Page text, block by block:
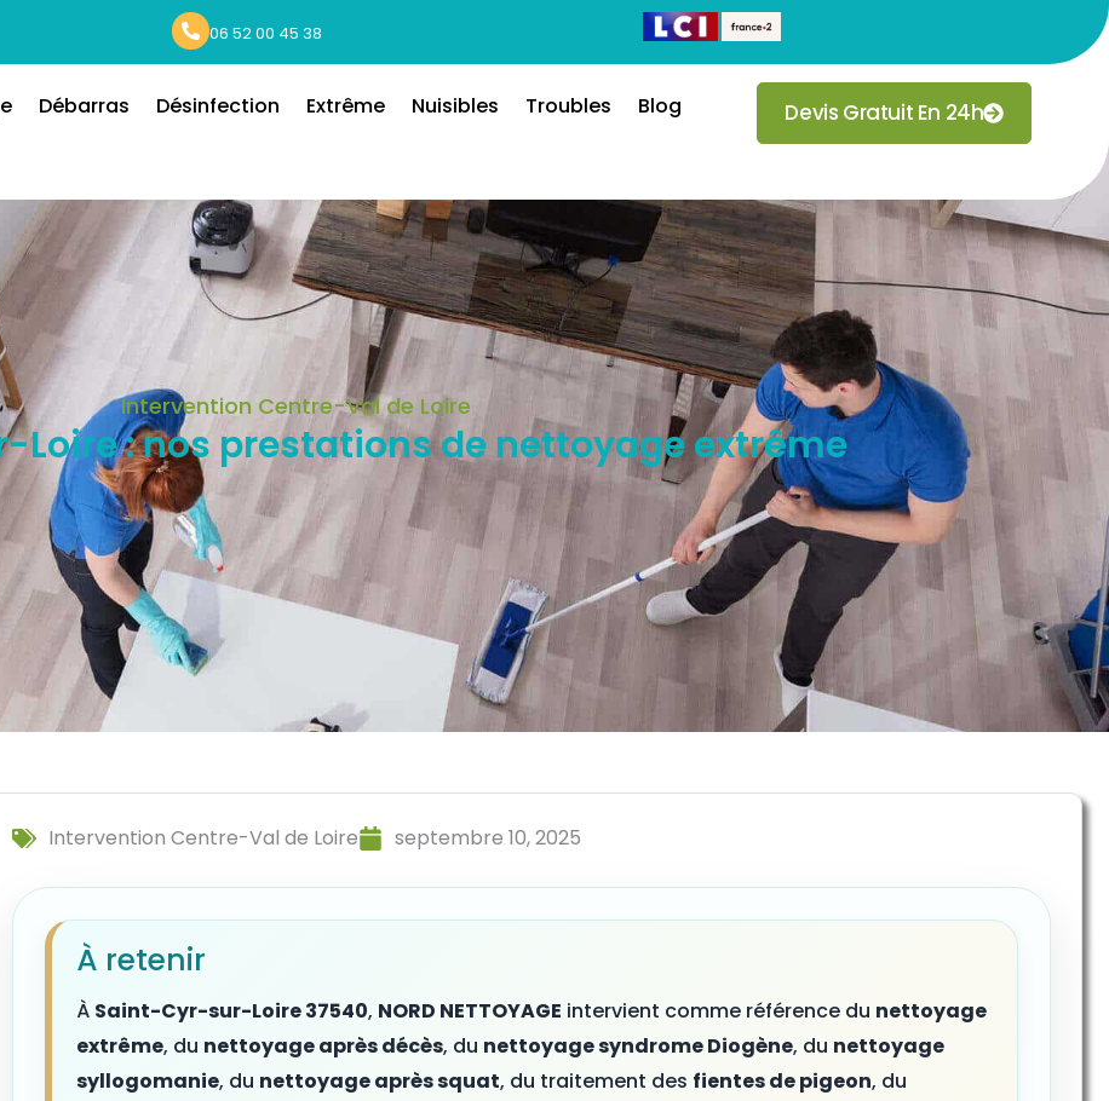
06 52 00 45 38
Débarras Désinfection Extrême Nuisibles Troubles Blog Devis Gratuit En 24h
Intervention Centre-Val de Loire
: nos prestations de nettoyage extrême
Intervention Centre-Val de Loire septembre 10, 2025
À retenir
À Saint-Cyr-sur-Loire 37540, NORD NETTOYAGE intervient comme référence du nettoyage
extrême, du nettoyage après décès, du nettoyage syndrome Diogène, du nettoyage
syllogomanie, du nettoyage après squat, du traitement des fientes de pigeon, du